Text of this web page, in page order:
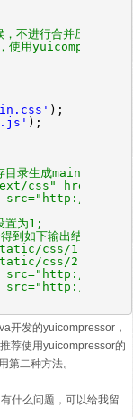
不进行合并压缩，按
使用yuicompressor压
);
);
目录生成main.css，
css"
置为1;
到如下输出结果，方便
css/
css/
开发的yuicompressor，
荐使用yuicompressor的
第二种方法。
什么问题，可以给我留